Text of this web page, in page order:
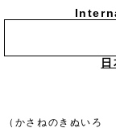
（かさねのきぬいろ